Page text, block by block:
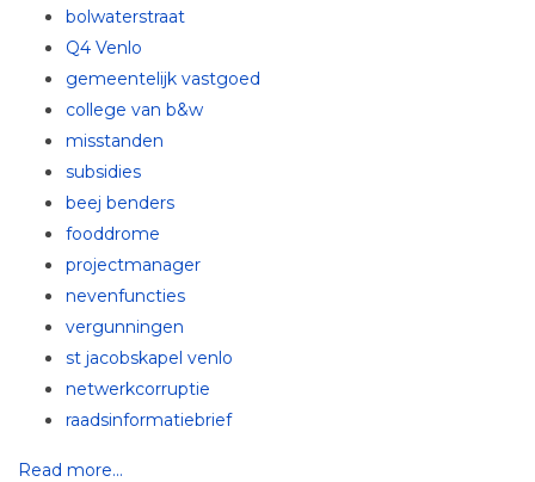
bolwaterstraat
Q4 Venlo
gemeentelijk vastgoed
college van b&w
misstanden
subsidies
beej benders
fooddrome
projectmanager
nevenfuncties
vergunningen
st jacobskapel venlo
netwerkcorruptie
raadsinformatiebrief
Read more...